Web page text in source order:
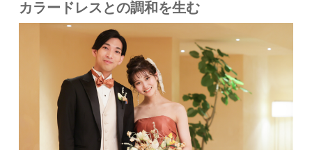
カラードレスとの調和を生む